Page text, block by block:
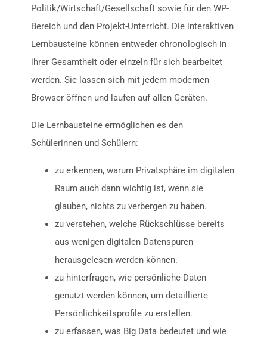
Politik/Wirtschaft/Gesellschaft sowie für den WP-
Bereich und den Projekt-Unterricht. Die interaktiven
Lernbausteine können entweder chronologisch in
ihrer Gesamtheit oder einzeln für sich bearbeitet
werden. Sie lassen sich mit jedem modernen
Browser öffnen und laufen auf allen Geräten.
Die Lernbausteine ermöglichen es den
Schülerinnen und Schülern:
zu erkennen, warum Privatsphäre im digitalen
Raum auch dann wichtig ist, wenn sie
glauben, nichts zu verbergen zu haben.
zu verstehen, welche Rückschlüsse bereits
aus wenigen digitalen Datenspuren
herausgelesen werden können.
zu hinterfragen, wie persönliche Daten
genutzt werden können, um detaillierte
Persönlichkeitsprofile zu erstellen.
zu erfassen, was Big Data bedeutet und wie